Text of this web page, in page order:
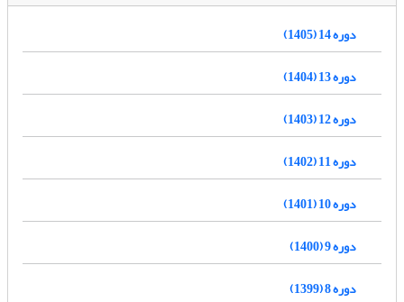
دوره 14 (1405)
دوره 13 (1404)
دوره 12 (1403)
دوره 11 (1402)
دوره 10 (1401)
دوره 9 (1400)
دوره 8 (1399)